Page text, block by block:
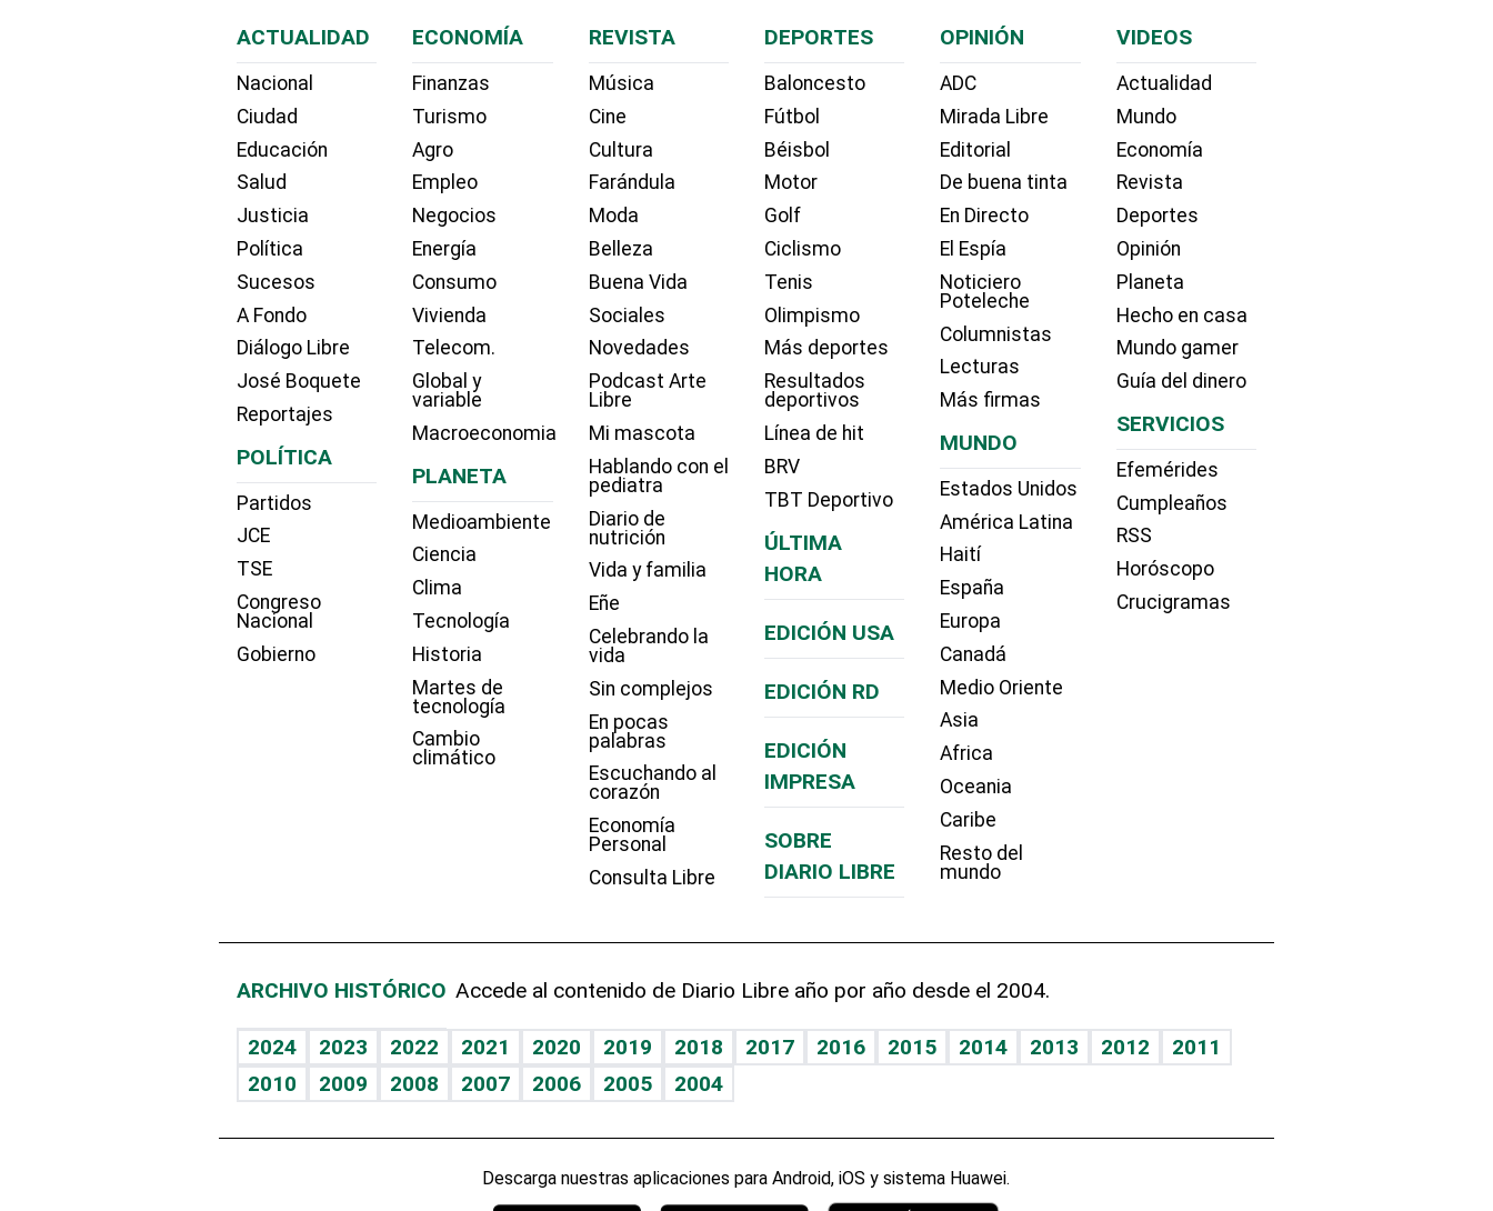
ACTUALIDAD
Nacional
Ciudad
Educación
Salud
Justicia
Política
Sucesos
A Fondo
Diálogo Libre
José Boquete
Reportajes
POLÍTICA
Partidos
JCE
TSE
Congreso
Nacional
Gobierno
ECONOMÍA
Finanzas
Turismo
Agro
Empleo
Negocios
Energía
Consumo
Vivienda
Telecom.
Global y
variable
Macroeconomia
PLANETA
Medioambiente
Ciencia
Clima
Tecnología
Historia
Martes de
tecnología
Cambio
climático
REVISTA
Música
Cine
Cultura
Farándula
Moda
Belleza
Buena Vida
Sociales
Novedades
Podcast Arte
Libre
Mi mascota
Hablando con el
pediatra
Diario de
nutrición
Vida y familia
Eñe
Celebrando la
vida
Sin complejos
En pocas
palabras
Escuchando al
corazón
Economía
Personal
Consulta Libre
DEPORTES
Baloncesto
Fútbol
Béisbol
Motor
Golf
Ciclismo
Tenis
Olimpismo
Más deportes
Resultados
deportivos
Línea de hit
BRV
TBT Deportivo
ÚLTIMA
HORA
EDICIÓN USA
EDICIÓN RD
EDICIÓN
IMPRESA
SOBRE
DIARIO LIBRE
OPINIÓN
ADC
Mirada Libre
Editorial
De buena tinta
En Directo
El Espía
Noticiero
Poteleche
Columnistas
Lecturas
Más firmas
MUNDO
Estados Unidos
América Latina
Haití
España
Europa
Canadá
Medio Oriente
Asia
Africa
Oceania
Caribe
Resto del
mundo
VIDEOS
Actualidad
Mundo
Economía
Revista
Deportes
Opinión
Planeta
Hecho en casa
Mundo gamer
Guía del dinero
SERVICIOS
Efemérides
Cumpleaños
RSS
Horóscopo
Crucigramas
ARCHIVO HISTÓRICO Accede al contenido de Diario Libre año por año desde el 2004.
2024 2023 2022 2021 2020 2019 2018 2017 2016 2015 2014 2013 2012
2011
2010
2009 2008 2007 2006 2005 2004
Descarga nuestras aplicaciones para Android, iOS y sistema Huawei.